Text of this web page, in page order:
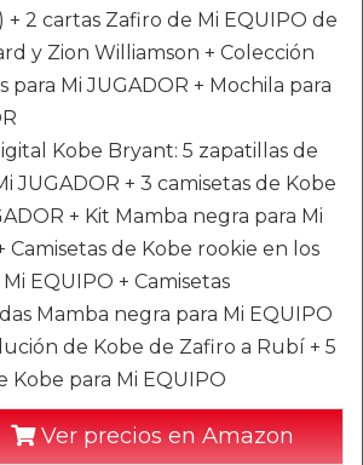
+ 2 cartas Zafiro de Mi EQUIPO de
y Zion Williamson + Colección
para Mi JUGADOR + Mochila para
Kobe Bryant: 5 zapatillas de
JUGADOR + 3 camisetas de Kobe
+ Kit Mamba negra para Mi
Camisetas de Kobe rookie en los
EQUIPO + Camisetas
Mamba negra para Mi EQUIPO
de Kobe de Zafiro a Rubí + 5
Kobe para Mi EQUIPO
Ver precios en Amazon